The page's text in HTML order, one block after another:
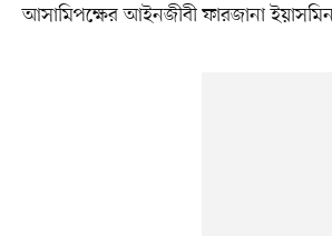
আসামিপক্ষের আইনজীবী ফারজানা